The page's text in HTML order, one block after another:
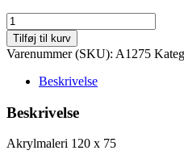
A1275
antal
Tilføj til kurv
Varenummer (SKU): A1275
Beskrivelse
Beskrivelse
Akrylmaleri 120 x 75